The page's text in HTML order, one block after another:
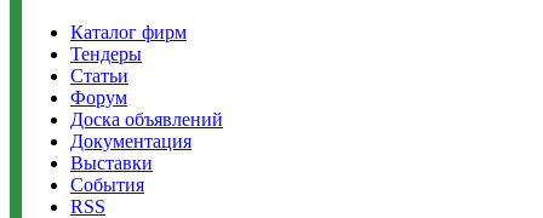
Каталог фирм
Тендеры
Статьи
Форум
Доска объявлений
Документация
Выставки
События
RSS